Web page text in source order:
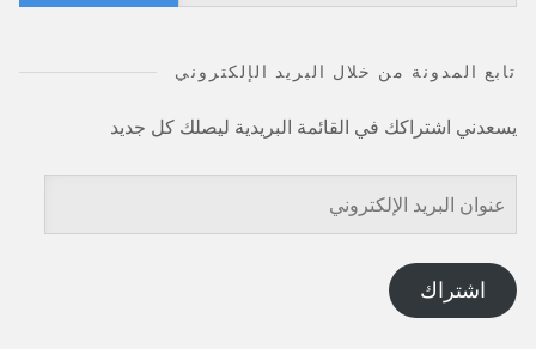
عن:
تابع المدونة من خلال البريد الإلكتروني
يسعدني اشتراكك في القائمة البريدية ليصلك كل جديد
عنوان
البريد
الإلكتروني
اشتراك